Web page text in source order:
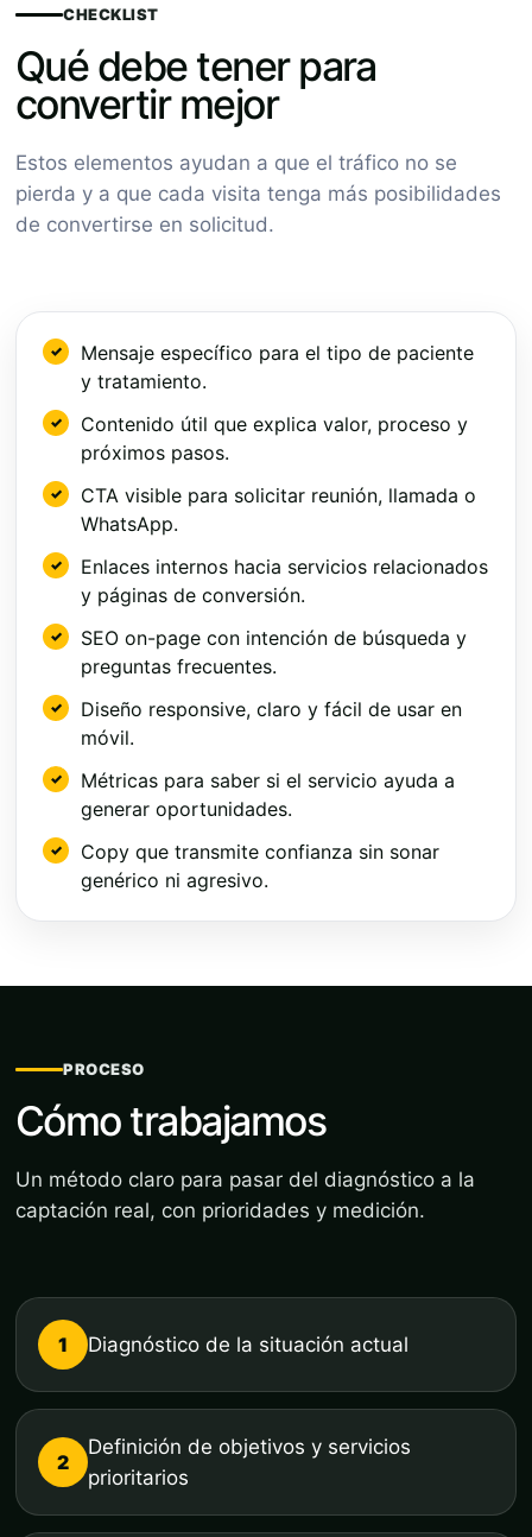
CHECKLIST
Qué debe tener para
convertir mejor
Estos elementos ayudan a que el tráfico no se
pierda y a que cada visita tenga más posibilidades
de convertirse en solicitud.
Mensaje específico para el tipo de paciente
y tratamiento.
Contenido útil que explica valor, proceso y
próximos pasos.
CTA visible para solicitar reunión, llamada o
WhatsApp.
Enlaces internos hacia servicios relacionados
y páginas de conversión.
SEO on-page con intención de búsqueda y
preguntas frecuentes.
Diseño responsive, claro y fácil de usar en
móvil.
Métricas para saber si el servicio ayuda a
generar oportunidades.
Copy que transmite confianza sin sonar
genérico ni agresivo.
PROCESO
Cómo trabajamos
Un método claro para pasar del diagnóstico a la
captación real, con prioridades y medición.
1 Diagnóstico de la situación actual
2
Definición de objetivos y servicios
prioritarios